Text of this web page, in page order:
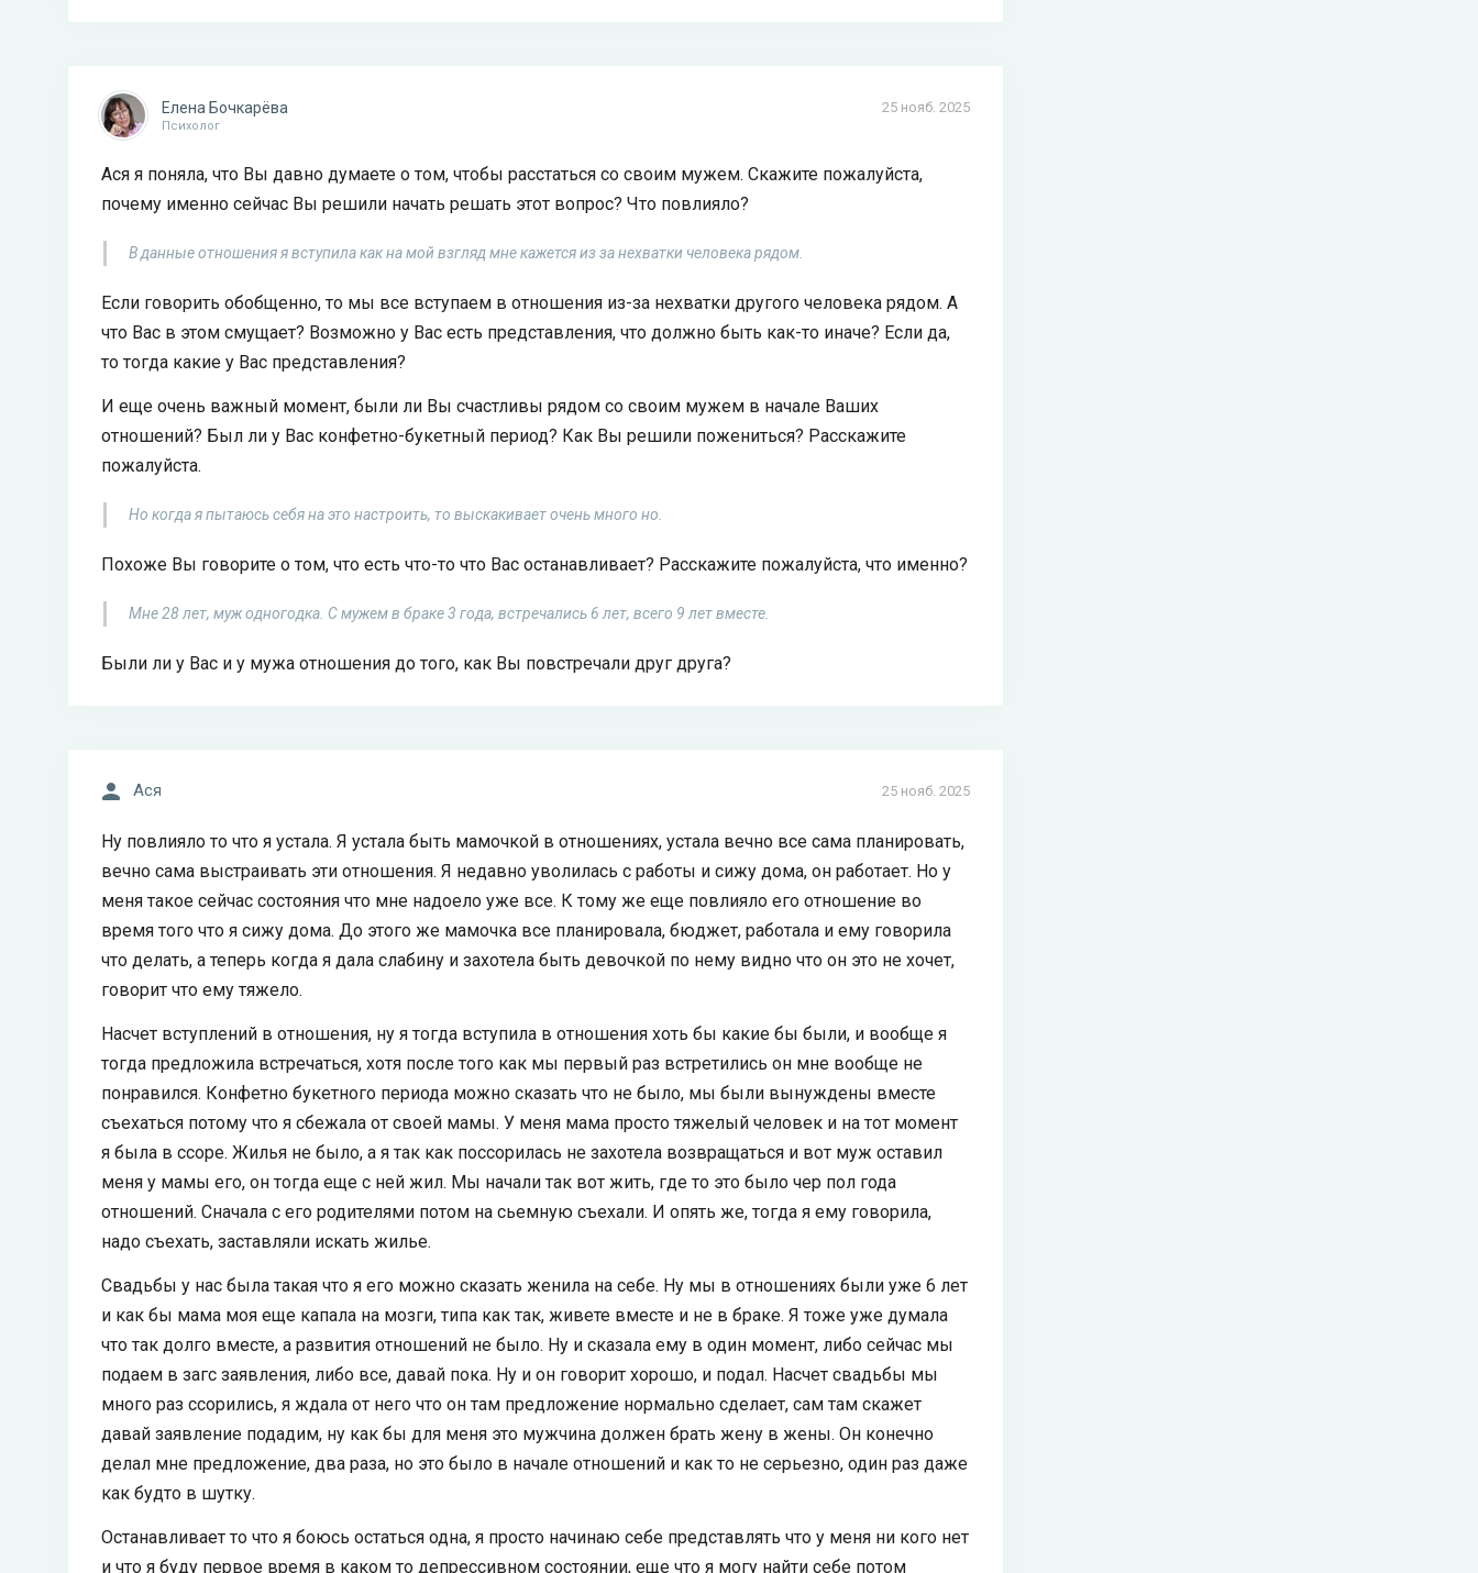
25 нояб. 2025
Елена Бочкарёва
Психолог
Ася я поняла, что Вы давно думаете о том, чтобы расстаться со своим мужем. Скажите пожалуйста,
почему именно сейчас Вы решили начать решать этот вопрос? Что повлияло?
В данные отношения я вступила как на мой взгляд мне кажется из за нехватки человека рядом.
Если говорить обобщенно, то мы все вступаем в отношения из-за нехватки другого человека рядом. А
что Вас в этом смущает? Возможно у Вас есть представления, что должно быть как-то иначе? Если да,
то тогда какие у Вас представления?
И еще очень важный момент, были ли Вы счастливы рядом со своим мужем в начале Ваших
отношений? Был ли у Вас конфетно-букетный период? Как Вы решили пожениться? Расскажите
пожалуйста.
Но когда я пытаюсь себя на это настроить, то выскакивает очень много но.
Похоже Вы говорите о том, что есть что-то что Вас останавливает? Расскажите пожалуйста, что именно?
Мне 28 лет, муж одногодка. С мужем в браке 3 года, встречались 6 лет, всего 9 лет вместе.
Были ли у Вас и у мужа отношения до того, как Вы повстречали друг друга?
25 нояб. 2025
Ася
Ну повлияло то что я устала. Я устала быть мамочкой в отношениях, устала вечно все сама планировать,
вечно сама выстраивать эти отношения. Я недавно уволилась с работы и сижу дома, он работает. Но у
меня такое сейчас состояния что мне надоело уже все. К тому же еще повлияло его отношение во
время того что я сижу дома. До этого же мамочка все планировала, бюджет, работала и ему говорила
что делать, а теперь когда я дала слабину и захотела быть девочкой по нему видно что он это не хочет,
говорит что ему тяжело.
Насчет вступлений в отношения, ну я тогда вступила в отношения хоть бы какие бы были, и вообще я
тогда предложила встречаться, хотя после того как мы первый раз встретились он мне вообще не
понравился. Конфетно букетного периода можно сказать что не было, мы были вынуждены вместе
съехаться потому что я сбежала от своей мамы. У меня мама просто тяжелый человек и на тот момент
я была в ссоре. Жилья не было, а я так как поссорилась не захотела возвращаться и вот муж оставил
меня у мамы его, он тогда еще с ней жил. Мы начали так вот жить, где то это было чер пол года
отношений. Сначала с его родителями потом на сьемную съехали. И опять же, тогда я ему говорила,
надо съехать, заставляли искать жилье.
Свадьбы у нас была такая что я его можно сказать женила на себе. Ну мы в отношениях были уже 6 лет
и как бы мама моя еще капала на мозги, типа как так, живете вместе и не в браке. Я тоже уже думала
что так долго вместе, а развития отношений не было. Ну и сказала ему в один момент, либо сейчас мы
подаем в загс заявления, либо все, давай пока. Ну и он говорит хорошо, и подал. Насчет свадьбы мы
много раз ссорились, я ждала от него что он там предложение нормально сделает, сам там скажет
давай заявление подадим, ну как бы для меня это мужчина должен брать жену в жены. Он конечно
делал мне предложение, два раза, но это было в начале отношений и как то не серьезно, один раз даже
как будто в шутку.
Останавливает то что я боюсь остаться одна, я просто начинаю себе представлять что у меня ни кого нет
и что я буду первое время в каком то депрессивном состоянии, еще что я могу найти себе потом